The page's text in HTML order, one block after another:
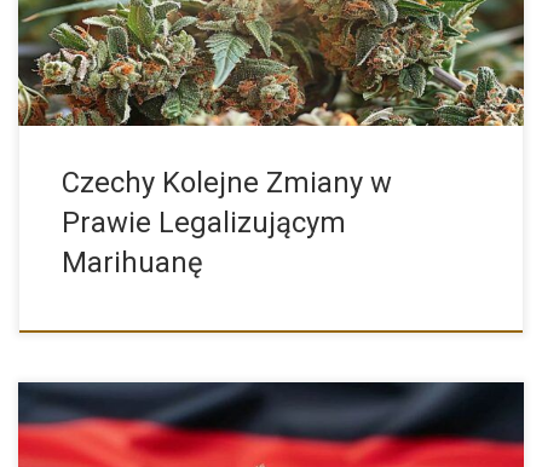
Czechy Kolejne Zmiany w
Prawie Legalizującym
Marihuanę